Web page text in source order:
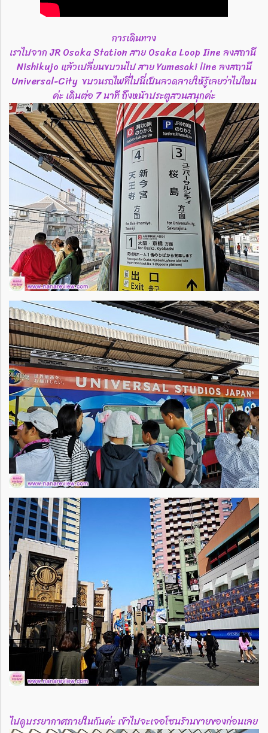
การเดินทาง
เราไปจาก JR Osaka Station สาย Osaka Loop Iine ลงสถานี
Nishikujo แล้วเปลี่ยนขบวนไป สาย Yumesaki line ลงสถานี
Universal-City ขบวนรถไฟที่ไปนี่เป็นลวดลายให้รู้เลยว่าไปไหน
ค่ะ เดินต่อ 7 นาที ถึงหน้าประตูสวนสนุกค่ะ
ไปดูบรรยากาศภายในกันค่ะ เข้าไปจะเจอโซนร้านขายของก่อนเลย